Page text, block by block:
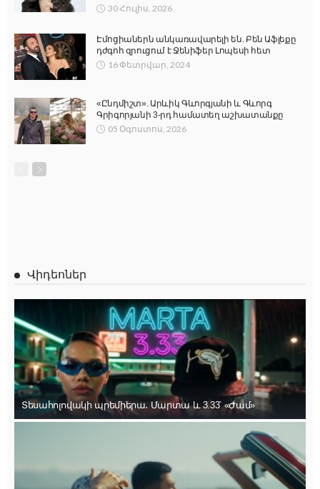
30 Հուլիս, 2026
Էմոցիաներն անկառավարելի են. Բեն Աֆլեքը
դժգոհ զրուցում է Ջենիֆեր Լոպեսի հետ
16 Փետրվար, 2024
«Ընդմիշտ». Արևիկ Գևորգյանի և Գևորգ
Գրիգորյանի 3-րդ համատեղ աշխատանքը
05 Օգոստոս, 2026
Վիդեոներ
Տեսահոլովակի պրեմիերա․ Մարտա և 3.33՝ «Ժամ»